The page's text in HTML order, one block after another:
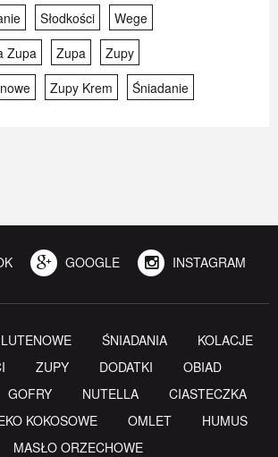
Słodkości
Wege
Zupa
Zupa
Zupy
Zupy Krem Śniadanie
GOOGLE INSTAGRAM
ŚNIADANIA
KOLACJE
ZUPY DODATKI
OBIAD
GOFRY NUTELLA
CIASTECZKA
KOKOSOWE OMLET
HUMUS
MASŁO ORZECHOWE